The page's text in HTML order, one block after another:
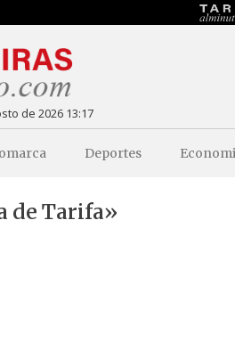
de 2026 13:17
Deportes
de Tarifa»